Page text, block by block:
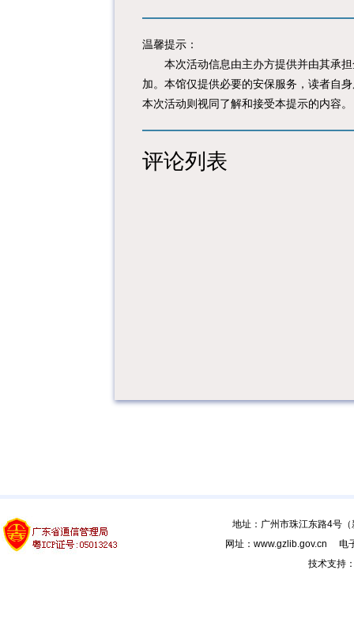
温馨提示：
本次活动信息由主办方提供并由其承担
加。本馆仅提供必要的安保服务，读者自
本次活动则视同了解和接受本提示的内容。
评论列表
地址：广州市珠江东路4
网址：www.gzlib.gov.cn 电
技术支持